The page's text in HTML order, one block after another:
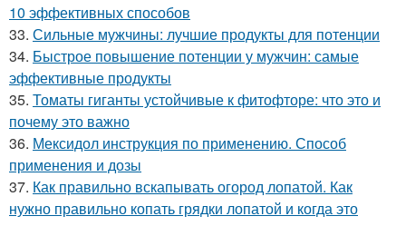
10 эффективных способов
33. Сильные мужчины: лучшие продукты для потенции
34. Быстрое повышение потенции у мужчин: самые
эффективные продукты
35. Томаты гиганты устойчивые к фитофторе: что это и
почему это важно
36. Мексидол инструкция по применению. Способ
применения и дозы
37. Как правильно вскапывать огород лопатой. Как
нужно правильно копать грядки лопатой и когда это